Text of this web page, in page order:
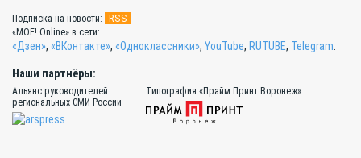
Подписка на новости: RSS
«МОЁ! Online» в сети:
«Дзен», «ВКонтакте», «Одноклассники», YouTube, RUTUBE, Telegram
Наши партнёры:
Альянс руководителей
региональных СМИ России
Типография «Прайм Принт Воронеж»